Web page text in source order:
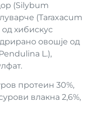
(Silybum
(Taraxacum
хибискус
овошје од
L.),
протеин 30%,
влакна 2,6%,